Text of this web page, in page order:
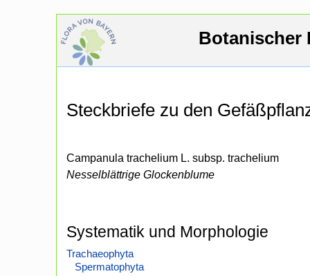
Botanischer
Steckbriefe zu den
Campanula trachelium L. subsp. trachelium
Nesselblättrige Glockenblume
Systematik und Morphologie
Trachaeophyta
Spermatophyta